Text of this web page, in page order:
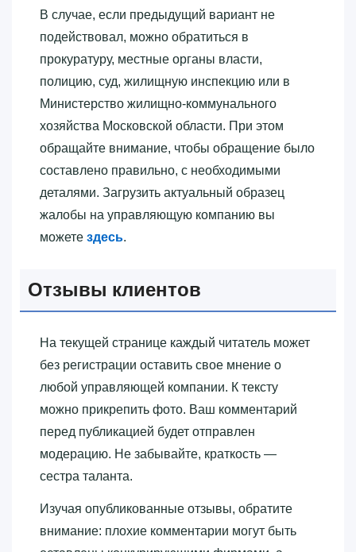
В случае, если предыдущий вариант не
подействовал, можно обратиться в
прокуратуру, местные органы власти,
полицию, суд, жилищную инспекцию или в
Министерство жилищно-коммунального
хозяйства Московской области. При этом
обращайте внимание, чтобы обращение было
составлено правильно, с необходимыми
деталями. Загрузить актуальный образец
жалобы на управляющую компанию вы
можете здесь.
Отзывы клиентов
На текущей странице каждый читатель может
без регистрации оставить свое мнение о
любой управляющей компании. К тексту
можно прикрепить фото. Ваш комментарий
перед публикацией будет отправлен
модерацию. Не забывайте, краткость —
сестра таланта.
Изучая опубликованные отзывы, обратите
внимание: плохие комментарии могут быть